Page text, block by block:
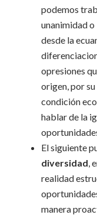
podemos
unanimidad
desde la
opresiones
origen, por
condición
hablar de la
El siguiente
diversidad,
realidad
manera